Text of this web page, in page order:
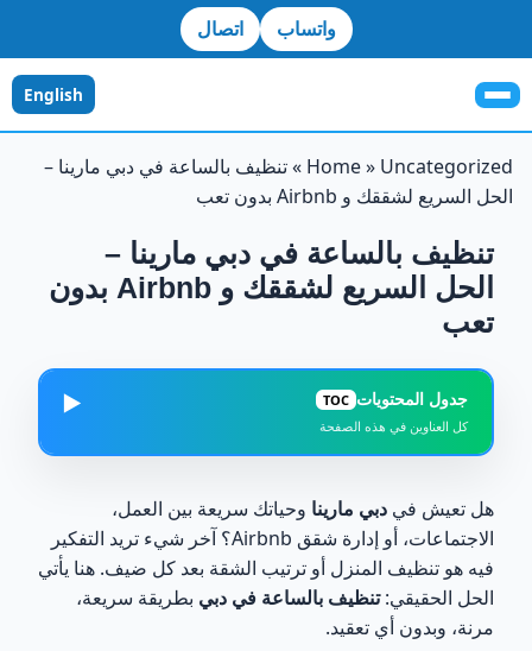
واتساب اتصال
English
Home» Uncategorized
»تنظيف بالساعة في دبي مارينا –
الحل السريع لشققك و Airbnb بدون تعب
تنظيف بالساعة في دبي مارينا –
الحل السريع لشققك و Airbnb بدون
تعب
جدول المحتويات TOC
كل العناوين في هذه الصفحة
▶️
2 خدمة مصممة لشقق دبي مارينا و Airbnb
3 1. تنظيف سريع بين الحجوزات
هل تعيش في دبي مارينا وحياتك سريعة بين العمل،
الاجتماعات، أو إدارة شقق Airbnb؟ آخر شيء تريد التفكير
فيه هو تنظيف المنزل أو ترتيب الشقة بعد كل ضيف. هنا يأتي
الحل الحقيقي:تنظيف بالساعة في دبي بطريقة سريعة،
مرنة، وبدون أي تعقيد.